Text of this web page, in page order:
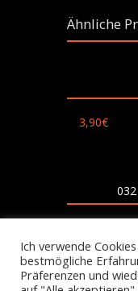
Ähnliche
3,90€
Ich verwende
bestmögliche
Präferenzen und